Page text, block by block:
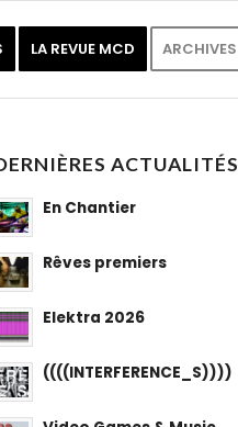
LA REVUE MCD ARCHIVES
ACTUALITÉS
En Chantier
Rêves premiers
Elektra 2026
((((INTERFERENCE_S))))